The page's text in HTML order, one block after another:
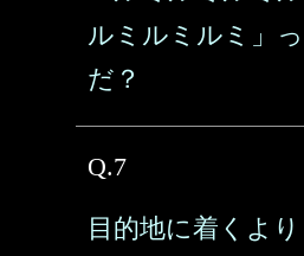
ルミルミルミ」
だ？
Q.7
目的地に着くよ